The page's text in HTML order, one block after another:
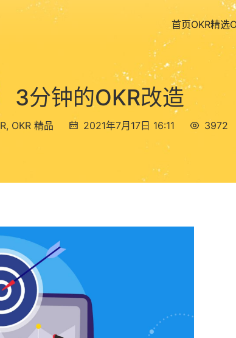
首页OKR精选
3分钟的OKR改造
, OKR 精品 2021年7月17日 16:11 3972